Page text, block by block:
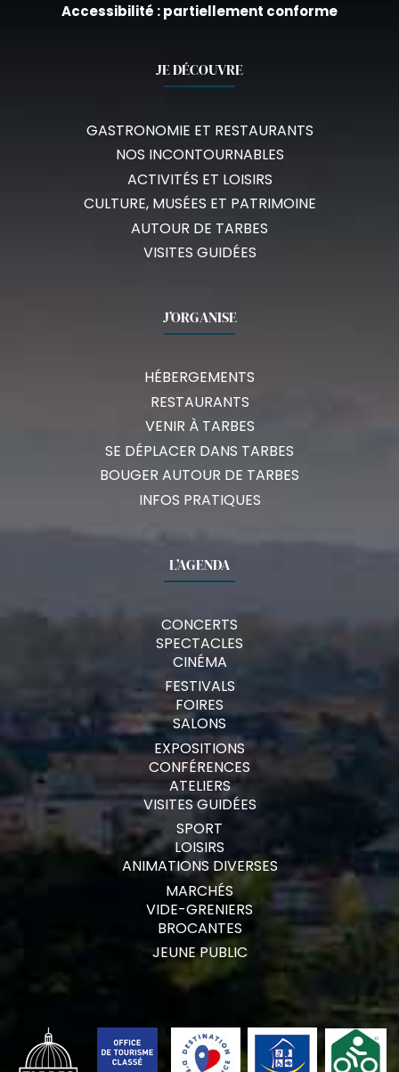
Accessibilité : partiellement conforme
JE DÉCOUVRE
GASTRONOMIE ET RESTAURANTS
NOS INCONTOURNABLES
ACTIVITÉS ET LOISIRS
CULTURE, MUSÉES ET PATRIMOINE
AUTOUR DE TARBES
VISITES GUIDÉES
J’ORGANISE
HÉBERGEMENTS
RESTAURANTS
VENIR À TARBES
SE DÉPLACER DANS TARBES
BOUGER AUTOUR DE TARBES
INFOS PRATIQUES
L’AGENDA
CONCERTS
SPECTACLES
CINÉMA
FESTIVALS
FOIRES
SALONS
EXPOSITIONS
CONFÉRENCES
ATELIERS
VISITES GUIDÉES
SPORT
LOISIRS
ANIMATIONS DIVERSES
MARCHÉS
VIDE-GRENIERS
BROCANTES
JEUNE PUBLIC